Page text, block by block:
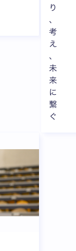
り
、
考
え
、
未
来
に
繋
ぐ